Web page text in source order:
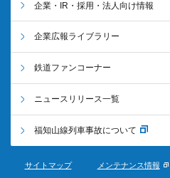
企業・IR・採用・法人向け情報
企業広報ライブラリー
鉄道ファンコーナー
ニュースリリース一覧
福知山線列車事故について
サイトマップ メンテナンス情報